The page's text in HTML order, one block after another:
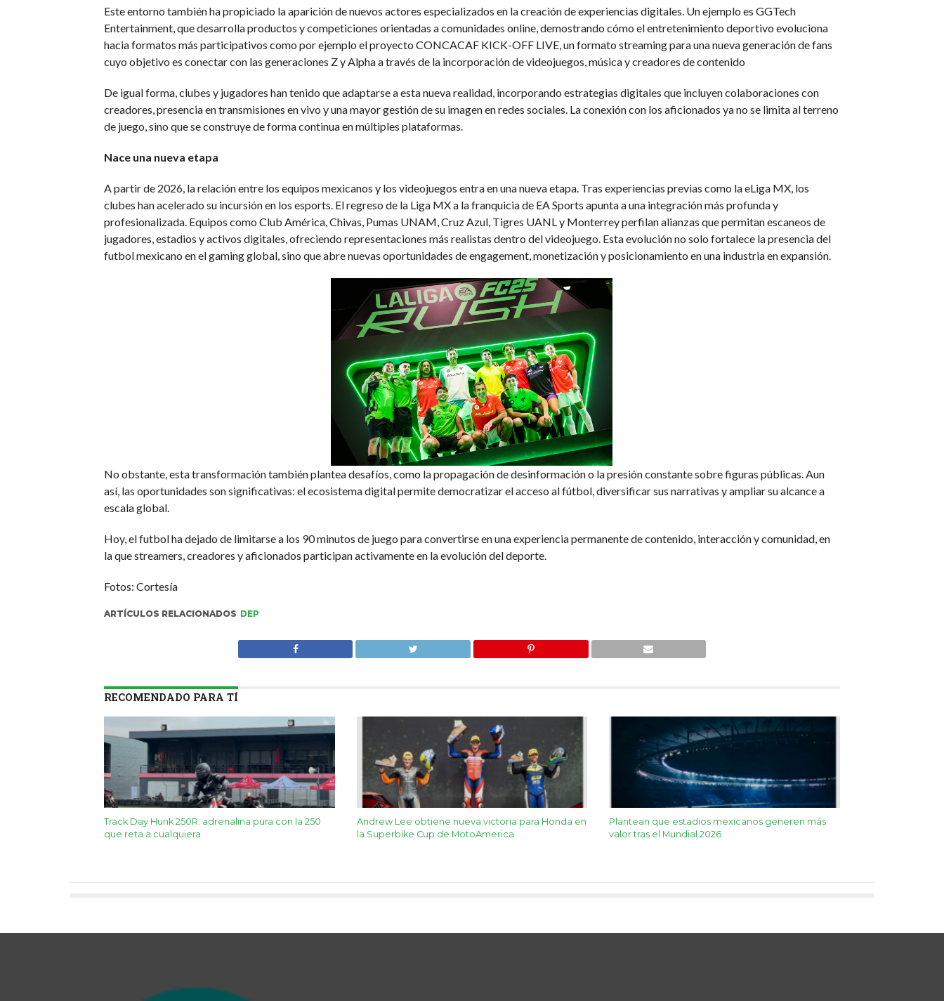
Este entorno también ha propiciado la aparición de nuevos actores especializados en la creación de experiencias digitales. Un ejemplo es GGTech
Entertainment, que desarrolla productos y competiciones orientadas a comunidades online, demostrando cómo el entretenimiento deportivo evoluciona
hacia formatos más participativos como por ejemplo el proyecto CONCACAF KICK-OFF LIVE, un formato streaming para una nueva generación de fans
cuyo objetivo es conectar con las generaciones Z y Alpha a través de la incorporación de videojuegos, música y creadores de contenido
De igual forma, clubes y jugadores han tenido que adaptarse a esta nueva realidad, incorporando estrategias digitales que incluyen colaboraciones con
creadores, presencia en transmisiones en vivo y una mayor gestión de su imagen en redes sociales. La conexión con los aficionados ya no se limita al terreno
de juego, sino que se construye de forma continua en múltiples plataformas.
Nace una nueva etapa
A partir de 2026, la relación entre los equipos mexicanos y los videojuegos entra en una nueva etapa. Tras experiencias previas como la eLiga MX, los
clubes han acelerado su incursión en los esports. El regreso de la Liga MX a la franquicia de EA Sports apunta a una integración más profunda y
profesionalizada. Equipos como Club América, Chivas, Pumas UNAM, Cruz Azul, Tigres UANL y Monterrey perfilan alianzas que permitan escaneos de
jugadores, estadios y activos digitales, ofreciendo representaciones más realistas dentro del videojuego. Esta evolución no solo fortalece la presencia del
futbol mexicano en el gaming global, sino que abre nuevas oportunidades de engagement, monetización y posicionamiento en una industria en expansión.
No obstante, esta transformación también plantea desafíos, como la propagación de desinformación o la presión constante sobre figuras públicas. Aun
así, las oportunidades son significativas: el ecosistema digital permite democratizar el acceso al fútbol, diversificar sus narrativas y ampliar su alcance a
escala global.
Hoy, el futbol ha dejado de limitarse a los 90 minutos de juego para convertirse en una experiencia permanente de contenido, interacción y comunidad, en
la que streamers, creadores y aficionados participan activamente en la evolución del deporte.
Fotos: Cortesía
ARTÍCULOS RELACIONADOS DEP
RECOMENDADO PARA TÍ
Track Day Hunk 250R: adrenalina pura con la 250
que reta a cualquiera
Andrew Lee obtiene nueva victoria para Honda en
la Superbike Cup de MotoAmerica
Plantean que estadios mexicanos generen más
valor tras el Mundial 2026